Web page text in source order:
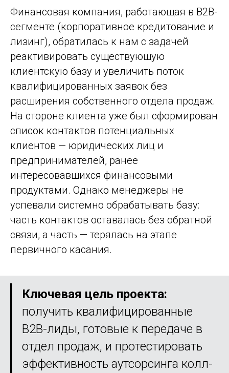
Финансовая компания, работающая в B2B-
сегменте (корпоративное кредитование и
лизинг), обратилась к нам с задачей
реактивировать существующую
клиентскую базу и увеличить поток
квалифицированных заявок без
расширения собственного отдела продаж.
На стороне клиента уже был сформирован
список контактов потенциальных
клиентов — юридических лиц и
предпринимателей, ранее
интересовавшихся финансовыми
продуктами. Однако менеджеры не
успевали системно обрабатывать базу:
часть контактов оставалась без обратной
связи, а часть — терялась на этапе
первичного касания.
Ключевая цель проекта:
получить квалифицированные
B2B-лиды, готовые к передаче в
отдел продаж, и протестировать
эффективность аутсорсинга колл-